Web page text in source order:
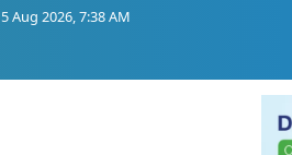
5 Aug 2026, 7:38 AM